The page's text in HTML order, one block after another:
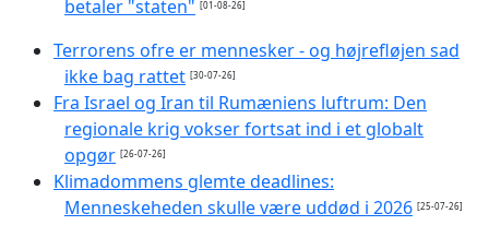
betaler "staten" [01-08-26]
Terrorens ofre er mennesker - og højrefløjen sad
ikke bag rattet [30-07-26]
Fra Israel og Iran til Rumæniens luftrum: Den
regionale krig vokser fortsat ind i et globalt
opgør [26-07-26]
Klimadommens glemte deadlines:
Menneskeheden skulle være uddød i 2026 [25-07-26]